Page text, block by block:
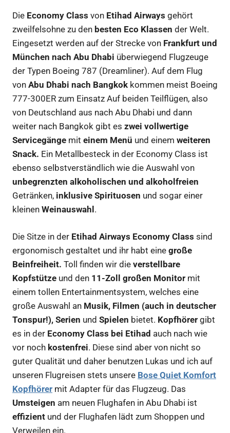
Die Economy Class von Etihad Airways gehört
zweilfelsohne zu den besten Eco Klassen der Welt.
Eingesetzt werden auf der Strecke von Frankfurt und
München nach Abu Dhabi überwiegend Flugzeuge
der Typen Boeing 787 (Dreamliner). Auf dem Flug
von Abu Dhabi nach Bangkok kommen meist Boeing
777-300ER zum Einsatz Auf beiden Teilflügen, also
von Deutschland aus nach Abu Dhabi und dann
weiter nach Bangkok gibt es zwei vollwertige
Servicegänge mit einem Menü und einem weiteren
Snack. Ein Metallbesteck in der Economy Class ist
ebenso selbstverständlich wie die Auswahl von
unbegrenzten alkoholischen und alkoholfreien
Getränken, inklusive Spirituosen und sogar einer
kleinen Weinauswahl .
Die Sitze in der Etihad Airways Economy Class sind
ergonomisch gestaltet und ihr habt eine große
Beinfreiheit. Toll finden wir die verstellbare
Kopfstütze und den 11-Zoll großen Monitor mit
einem tollen Entertainmentsystem, welches eine
große Auswahl an Musik, Filmen (auch in deutscher
Tonspur!), Serien und Spielen bietet. Kopfhörer gibt
es in der Economy Class bei Etihad auch nach wie
vor noch kostenfrei. Diese sind aber von nicht so
guter Qualität und daher benutzen Lukas und ich auf
unseren Flugreisen stets unsere Bose Quiet Komfort
Kopfhörer mit Adapter für das Flugzeug. Das
Umsteigen am neuen Flughafen in Abu Dhabi ist
effizient und der Flughafen lädt zum Shoppen und
Verweilen ein.